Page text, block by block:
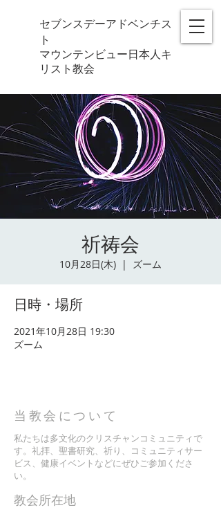
セブンスデーアドベンチス
ト
マウンテンビュー日本人キ
リスト教会
祈祷会
10月28日(木)
  |
ズーム
日時・場所
2021年10月28日 19:30
ズーム
当教会について
私たちは多文化のクリスチャンコミュニティで
す。礼拝、聖書研究、祈り、コミュニティサー
ビス、健康イベントなどにぜひご参加くださ
い。
​教会所在地